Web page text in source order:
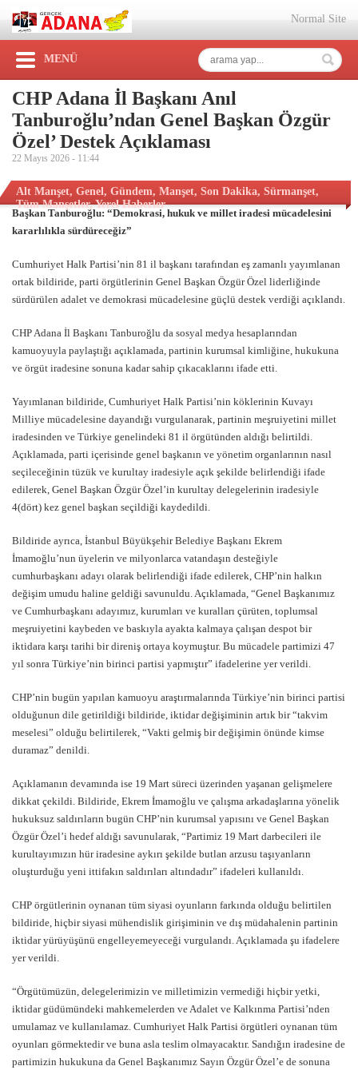
Normal Site
MENÜ
CHP Adana İl Başkanı Anıl
Tanburoğlu’ndan Genel Başkan Özgür
Özel’ Destek Açıklaması
22 Mayıs 2026 - 11:44
Alt Manşet, Genel, Gündem, Manşet, Son Dakika, Sürmanşet,
Tüm Manşetler,Yerel Haberler
Başkan Tanburoğlu: “Demokrasi, hukuk ve millet iradesi mücadelesini
kararlılıkla sürdüreceğiz”
Cumhuriyet Halk Partisi’nin 81 il başkanı tarafından eş zamanlı yayımlanan
ortak bildiride, parti örgütlerinin Genel Başkan Özgür Özel liderliğinde
sürdürülen adalet ve demokrasi mücadelesine güçlü destek verdiği açıklandı.
CHP Adana İl Başkanı Tanburoğlu da sosyal medya hesaplarından
kamuoyuyla paylaştığı açıklamada, partinin kurumsal kimliğine, hukukuna
ve örgüt iradesine sonuna kadar sahip çıkacaklarını ifade etti.
Yayımlanan bildiride, Cumhuriyet Halk Partisi’nin köklerinin Kuvayı
Milliye mücadelesine dayandığı vurgulanarak, partinin meşruiyetini millet
iradesinden ve Türkiye genelindeki 81 il örgütünden aldığı belirtildi.
Açıklamada, parti içerisinde genel başkanın ve yönetim organlarının nasıl
seçileceğinin tüzük ve kurultay iradesiyle açık şekilde belirlendiği ifade
edilerek, Genel Başkan Özgür Özel’in kurultay delegelerinin iradesiyle
4(dört) kez genel başkan seçildiği kaydedildi.
Bildiride ayrıca, İstanbul Büyükşehir Belediye Başkanı Ekrem
İmamoğlu’nun üyelerin ve milyonlarca vatandaşın desteğiyle
cumhurbaşkanı adayı olarak belirlendiği ifade edilerek, CHP’nin halkın
değişim umudu haline geldiği savunuldu. Açıklamada, “Genel Başkanımız
ve Cumhurbaşkanı adayımız, kurumları ve kuralları çürüten, toplumsal
meşruiyetini kaybeden ve baskıyla ayakta kalmaya çalışan despot bir
iktidara karşı tarihi bir direniş ortaya koymuştur. Bu mücadele partimizi 47
yıl sonra Türkiye’nin birinci partisi yapmıştır” ifadelerine yer verildi.
CHP’nin bugün yapılan kamuoyu araştırmalarında Türkiye’nin birinci partisi
olduğunun dile getirildiği bildiride, iktidar değişiminin artık bir “takvim
meselesi” olduğu belirtilerek, “Vakti gelmiş bir değişimin önünde kimse
duramaz” denildi.
Açıklamanın devamında ise 19 Mart süreci üzerinden yaşanan gelişmelere
dikkat çekildi. Bildiride, Ekrem İmamoğlu ve çalışma arkadaşlarına yönelik
hukuksuz saldırıların bugün CHP’nin kurumsal yapısını ve Genel Başkan
Özgür Özel’i hedef aldığı savunularak, “Partimiz 19 Mart darbecileri ile
kurultayımızın hür iradesine aykırı şekilde butlan arzusu taşıyanların
oluşturduğu yeni ittifakın saldırıları altındadır” ifadeleri kullanıldı.
CHP örgütlerinin oynanan tüm siyasi oyunların farkında olduğu belirtilen
bildiride, hiçbir siyasi mühendislik girişiminin ve dış müdahalenin partinin
iktidar yürüyüşünü engelleyemeyeceği vurgulandı. Açıklamada şu ifadelere
yer verildi.
“Örgütümüzün, delegelerimizin ve milletimizin vermediği hiçbir yetki,
iktidar güdümündeki mahkemelerden ve Adalet ve Kalkınma Partisi’nden
umulamaz ve kullanılamaz. Cumhuriyet Halk Partisi örgütleri oynanan tüm
oyunları görmektedir ve buna asla teslim olmayacaktır. Sandığın iradesine de
partimizin hukukuna da Genel Başkanımız Sayın Özgür Özel’e de sonuna